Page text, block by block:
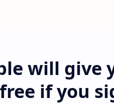
will give
free if you